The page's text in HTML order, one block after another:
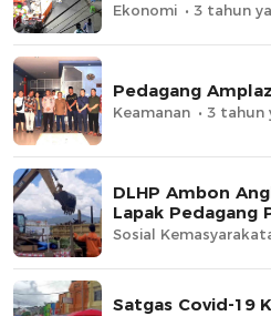
Ekonomi 3 tahun
Pedagang
Keamanan 3 tahun
DLHP Ambon
Lapak Pedagang
Sosial
Satgas Covid-19